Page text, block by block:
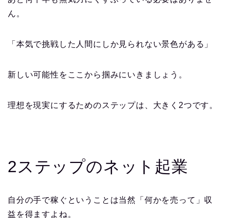
ん。
「本気で挑戦した人間にしか見られない景色がある」
新しい可能性をここから掴みにいきましょう。
理想を現実にするためのステップは、大きく2つです。
2ステップのネット起業
自分の手で稼ぐということは当然「何かを売って」収
益を得ますよね。